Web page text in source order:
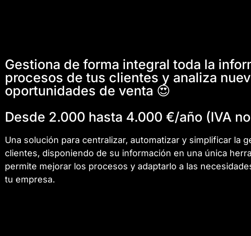
Gestiona de forma integral toda la
procesos de tus clientes y analiza
oportunidades de venta 😍
Desde 2.000 hasta 4.000 €/año (IVA
Una solución para centralizar, automatizar y simplificar la
clientes, disponiendo de su información en una única
permite mejorar los procesos y adaptarlo a las
tu empresa.